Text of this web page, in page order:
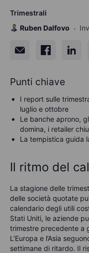
Trimestrali
Ruben Dalfovo
Punti chiave
I report sulle
luglio e ottobre
Le banche aprono,
domina, i retailer
La tempistica guida
Il ritmo del
La stagione delle
delle società quotate
calendario degli utili
Stati Uniti, le aziende
trimestre precedente a
L’Europa e l’Asia
settimane di ritardo. Il